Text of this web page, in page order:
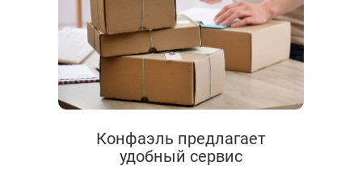
Конфаэль предлагает
удобный сервис